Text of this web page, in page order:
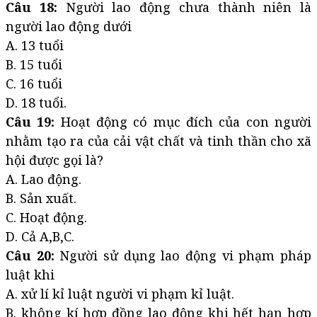
Câu 18: Người lao động chưa thành niên là
người lao động dưới
A. 13 tuổi
B. 15 tuổi
C. 16 tuổi
D. 18 tuổi.
Câu 19: Hoạt động có mục đích của con người
nhằm tạo ra của cải vật chất và tinh thần cho xã
hội được gọi là?
A. Lao động.
B. Sản xuất.
C. Hoạt động.
D. Cả A,B,C.
Câu 20: Người sử dụng lao động vi phạm pháp
luật khi
A. xử lí kỉ luật người vi phạm kỉ luật.
B. không kí hợp đồng lao động khi hết hạn hợp